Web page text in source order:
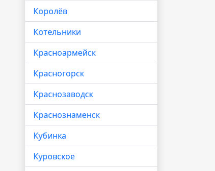
Королёв
Котельники
Красноармейск
Красногорск
Краснозаводск
Краснознаменск
Кубинка
Куровское